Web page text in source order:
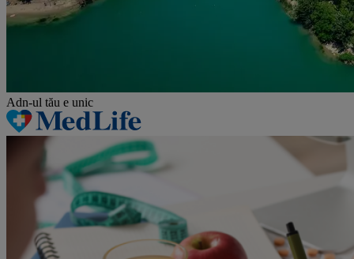
Adn-ul tău e unic